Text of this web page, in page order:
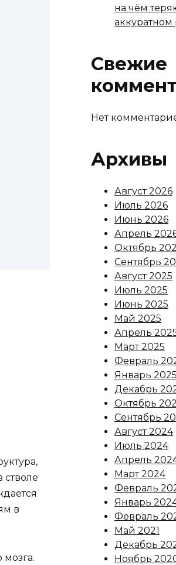
в
на чём
аккуратном
Свежие
Нет
Архивы
Август 2026
Июль 2026
Июнь 2026
Апрель
Октябрь
Сентябрь
Август 2025
Июль 2025
Июнь 2025
Май 2025
Апрель
Март 2025
Февраль
Январь 2025
Декабрь
Октябрь
Сентябрь
Август 2024
Июль 2024
Апрель
Март 2024
Февраль
Январь
Февраль
Май 2021
Декабрь
Ноябрь